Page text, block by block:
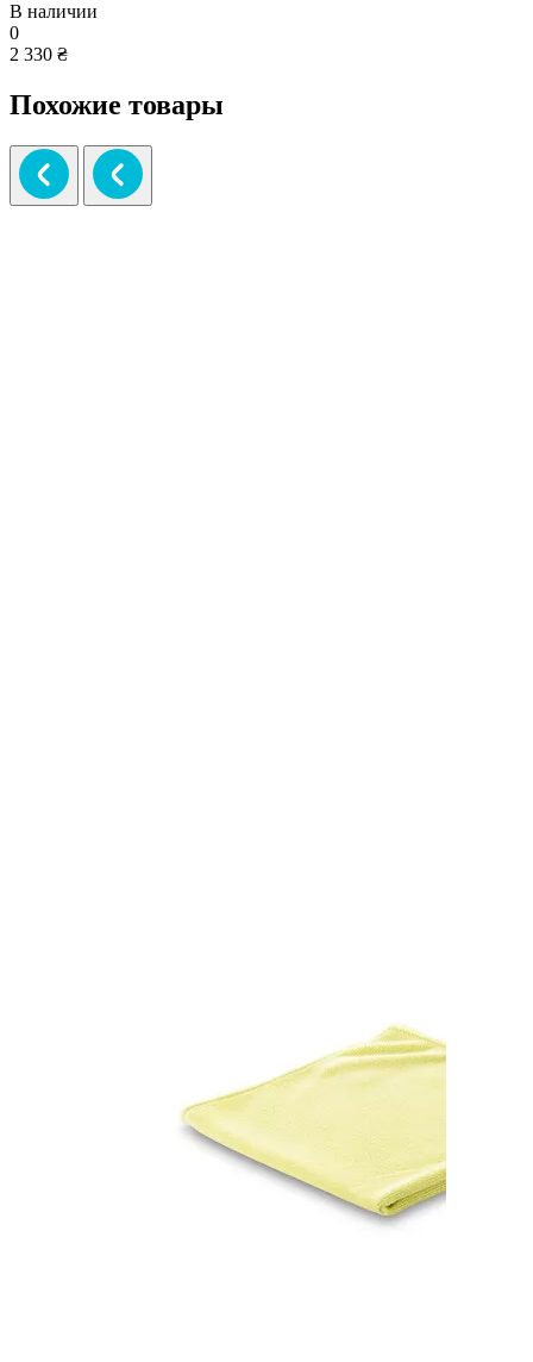
В наличии
0
2 330 ₴
Похожие товары